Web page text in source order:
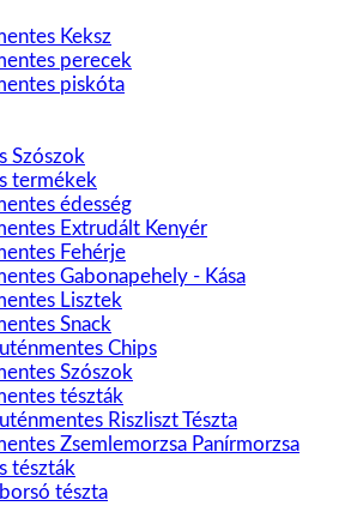
Keksz
perecek
piskóta
Szószok
termékek
édesség
Extrudált Kenyér
Fehérje
Gabonapehely - Kása
Lisztek
Snack
Chips
Szószok
tészták
Riszliszt Tészta
Zsemlemorzsa Panírmorzsa
tészták
tészta